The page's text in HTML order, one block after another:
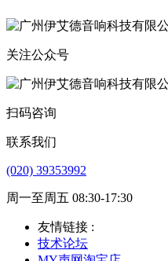
关注公众号
扫码咨询
联系我们
(020) 39353992
周一至周五 08:30-17:30
友情链接 :
技术论坛